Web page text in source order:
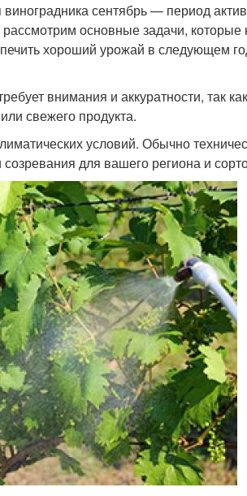
сентябрь — период
основные задачи,
хороший урожай в следующем
внимания и аккуратности, так
свежего продукта.
условий. Обычно
для вашего региона и